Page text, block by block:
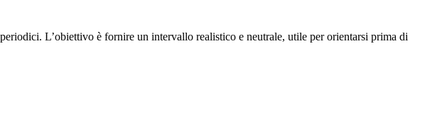
L’obiettivo è fornire un intervallo realistico e neutrale, utile per orientarsi prima di